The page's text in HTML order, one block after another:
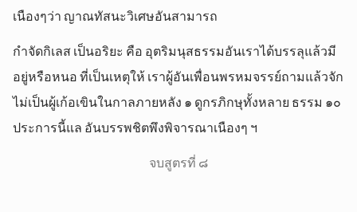
เนืองๆว่า ญาณทัสนะวิเศษอันสามารถ
กำจัดกิเลส เป็นอริยะ คือ อุตริมนุสธรรมอันเราได้บรรลุแล้วมี
อยู่หรือหนอ ที่เป็นเหตุให้ เราผู้อันเพื่อนพรหมจรรย์ถามแล้วจัก
ไม่เป็นผู้เก้อเขินในกาลภายหลัง ๑ ดูกรภิกษุทั้งหลาย ธรรม ๑๐
ประการนี้แล อันบรรพชิตพึงพิจารณาเนืองๆ ฯ
จบสูตรที่ ๘